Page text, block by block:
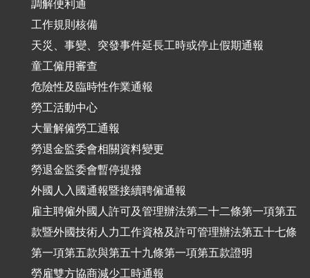
調解便利通
工作規則核備
天災、事變、突發事件延長工時或停止假期通報
童工僱用審查
危險性及臨時性作業通報
勞工活動中心
大量解僱勞工通報
勞退金監委會相關資料變更
勞退金監委會暫停提撥
外國人入國通報暨接續聘僱通報
雇主聘僱外國人許可及管理辦法第二十二條第一項第五
款暨外國技術人力工作資格及許可管理辦法第五十七條
第一項第五款與第五十九條第一項第五款證明
勞雇雙方協商減少工時通報